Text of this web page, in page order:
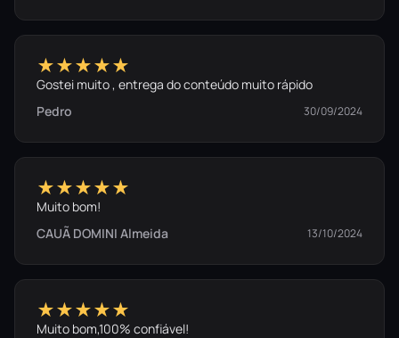
★★★★★
Gostei muito , entrega do conteúdo muito rápido
Pedro
30/09/2024
★★★★★
Muito bom!
CAUÃ DOMINI Almeida
13/10/2024
★★★★★
Muito bom,100% confiável!